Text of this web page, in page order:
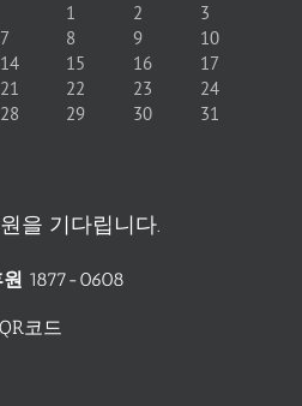
1 2
3
7 8 9
10
14 15 16
17
21 22 23
24
28 29 30
31
을 기다립니다.
1877-0608
QR코드